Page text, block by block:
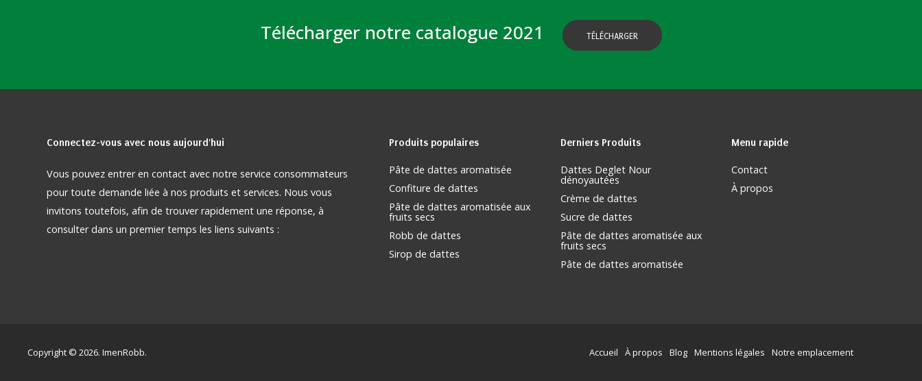
Télécharger notre catalogue 2021 TÉLÉCHARGER
Connectez-vous avec nous aujourd'hui
Vous pouvez entrer en contact avec notre service consommateurs
pour toute demande liée à nos produits et services. Nous vous
invitons toutefois, afin de trouver rapidement une réponse, à
consulter dans un premier temps les liens suivants :
Produits populaires
Pâte de dattes aromatisée
Confiture de dattes
Pâte de dattes aromatisée aux
fruits secs
Robb de dattes
Sirop de dattes
Derniers Produits
Dattes Deglet Nour
dénoyautées
Crème de dattes
Sucre de dattes
Pâte de dattes aromatisée aux
fruits secs
Pâte de dattes aromatisée
Menu rapide
Contact
À propos
Copyright © 2026. ImenRobb. Accueil À propos Blog Mentions légales Notre emplacement